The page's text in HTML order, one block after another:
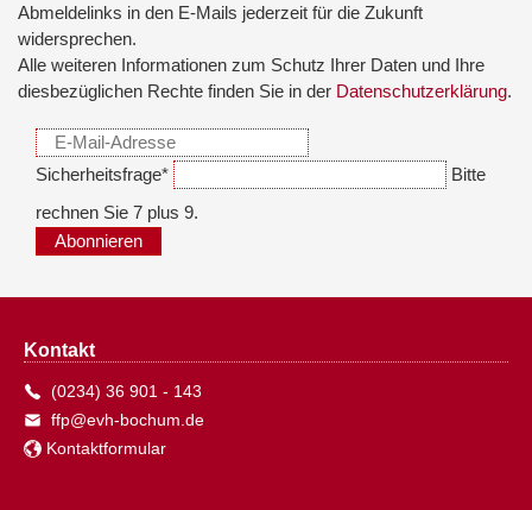
Abmeldelinks in den E-Mails jederzeit für die Zukunft
widersprechen.
Alle weiteren Informationen zum Schutz Ihrer Daten und Ihre
diesbezüglichen Rechte finden Sie in der Datenschutzerklärung.
Sicherheitsfrage*
Bitte
rechnen Sie 7 plus 9.
Abonnieren
Kontakt
(0234) 36 901 - 143
ffp@evh-bochum.de
Kontaktformular